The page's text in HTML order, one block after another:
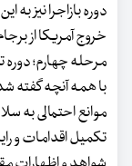
دوره بازاجرا نیز
خروج آمریکا از
مرحله چهارم؛ دوره
تکمیل اقدامات و